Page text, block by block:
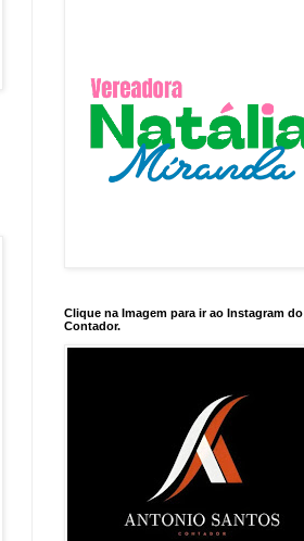
Clique na Imagem para ir ao Instagram do
Contador.